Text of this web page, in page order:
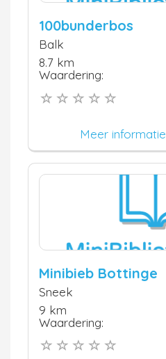
100bunderbos
Balk
8.7 km
Waardering:
Meer informatie
Minibieb Bottinge
Sneek
9 km
Waardering: